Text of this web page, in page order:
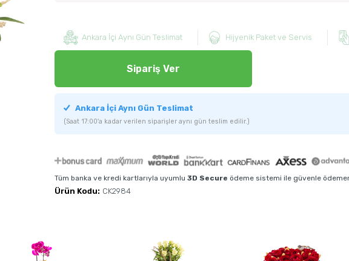
Ankara İçi Aynı Gün Teslimat Hijyenik Paket ve Servis
Sipariş Ver
Ankara İçi Aynı Gün Teslimat
(Saat 17:00'a kadar verilen siparişler aynı gün teslim edilir.)
Tüm banka ve kredi kartlarıyla uyumlu 3D Secure ödeme sistemi ile güvenle
Ürün Kodu: CK2984